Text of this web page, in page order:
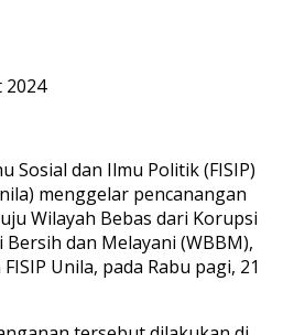
2024
Sosial dan Ilmu Politik (FISIP)
menggelar pencanangan
Wilayah Bebas dari Korupsi
dan Melayani (WBBM),
Unila, pada Rabu pagi, 21